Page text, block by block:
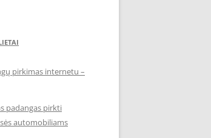
pirkimas internetu –
padangas pirkti
automobiliams